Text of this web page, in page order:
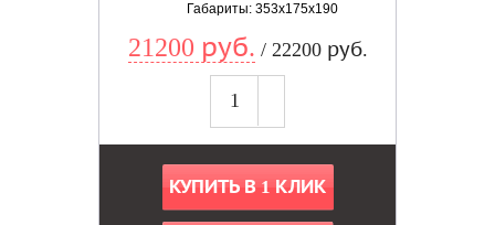
Габариты: 353x175x190
21200 руб. / 22200 руб.
КУПИТЬ В 1 КЛИК